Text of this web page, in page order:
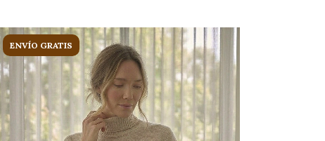
ENVÍO GRATIS